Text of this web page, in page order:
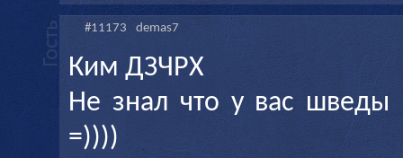
#11173 demas7
Ким ДЗЧРХ
Не знал что у вас шведы
=))))